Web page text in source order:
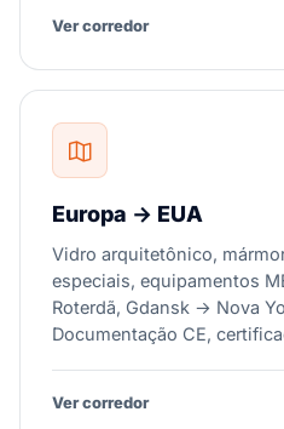
Ver corredor
Europa → EUA
Vidro arquitetônico,
especiais, equipamentos
Roterdã, Gdansk → Nova
Documentação CE,
Ver corredor